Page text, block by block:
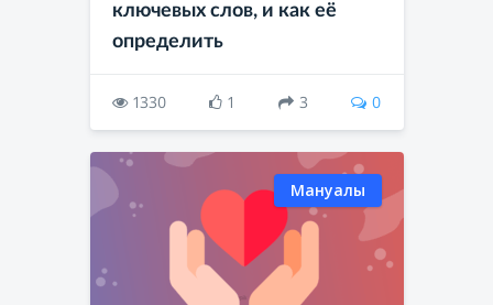
ключевых слов, и как её
определить
1330 1 3 0
Мануалы